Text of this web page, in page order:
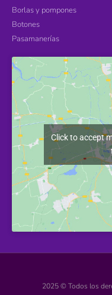
Borlas y pompones
Botones
Pasamanerías
Click to accept
2025 © Todos los